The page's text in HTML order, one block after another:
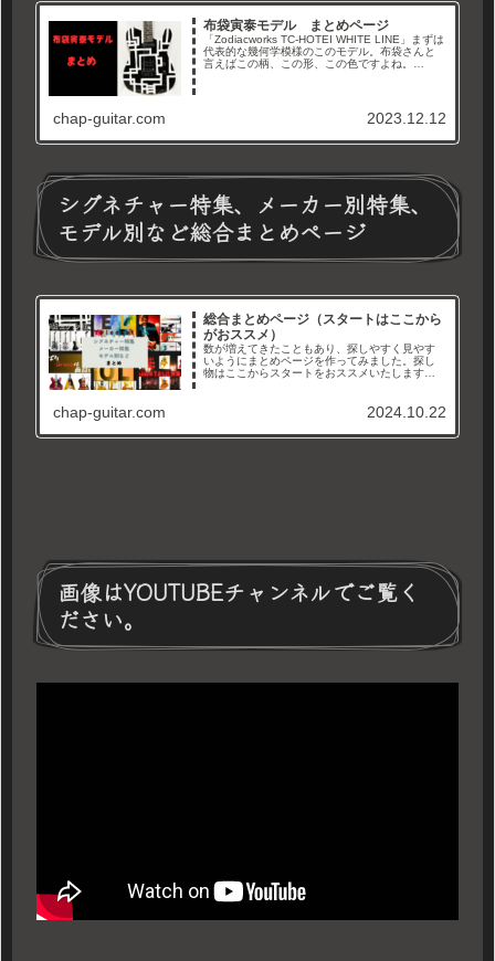
布袋寅泰モデル まとめページ
「Zodiacworks TC-HOTEI WHITE LINE」まずは
代表的な幾何学模様のこのモデル。布袋さんと
言えばこの柄、この形、この色ですよね。
chap-guitar.com 2023.12.12
シグネチャー特集、メーカー別特集、
モデル別など総合まとめページ
総合まとめページ（スタートはここから
がおススメ）
数が増えてきたこともあり、探しやすく見やす
いようにまとめページを作ってみました。探し
物はここからスタートをおススメいたします。
すので沢山見て行ってくださいね...
chap-guitar.com 2024.10.22
画像はYOUTUBEチャンネルでご覧く
ださい。